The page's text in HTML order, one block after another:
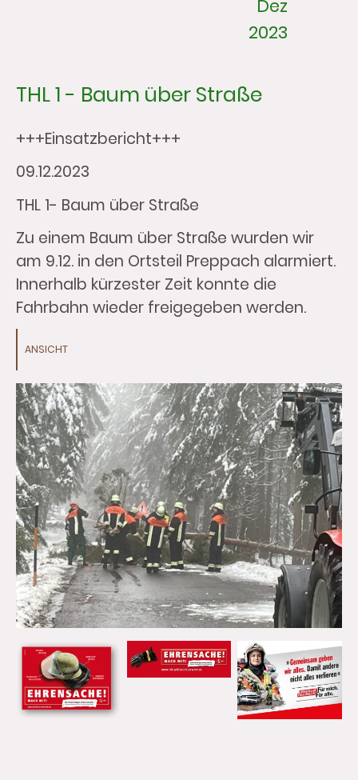
Dez
2023
THL 1 - Baum über Straße
+++Einsatzbericht+++
09.12.2023
THL 1- Baum über Straße
Zu einem Baum über Straße wurden wir
am 9.12. in den Ortsteil Preppach alarmiert.
Innerhalb kürzester Zeit konnte die
Fahrbahn wieder freigegeben werden.
ANSICHT